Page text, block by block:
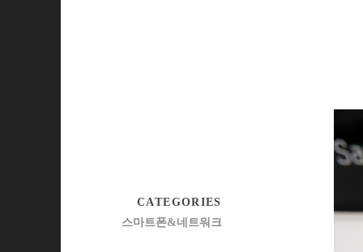
CATEGORIES
스마트폰&네트워크